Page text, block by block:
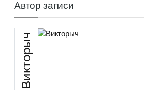
Автор записи
Викторыч